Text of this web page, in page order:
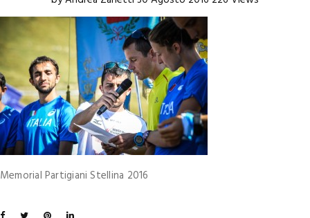
Memorial Partigiani Stellina 2016